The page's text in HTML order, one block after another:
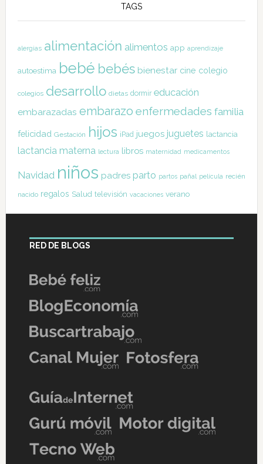
TAGS
alergias alimentación alimentos app aprendizaje
autoestima bebé bebés bienestar cine colegio
colegios desarrollo dietas dormir educación
embarazadas embarazo enfermedades familia
felicidad Gestación hijos iPad juegos juguetes lactancia
lactancia materna lectura libros maternidad medicamentos
Navidad niños padres parto partos pañal película recién
nacido regalos Salud televisión vacaciones verano
RED DE BLOGS